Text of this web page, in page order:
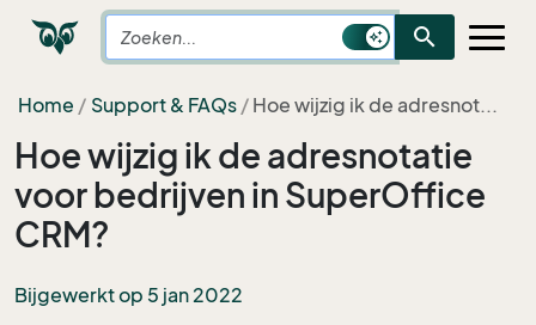
search
Home Support & FAQs Hoe wijzig ik de adresnot...
Hoe wijzig ik de adresnotatie
voor bedrijven in SuperOffice
CRM?
Bijgewerkt op 5 jan 2022